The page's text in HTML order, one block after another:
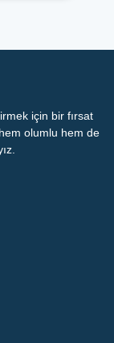
için bir fırsat
olumlu hem de